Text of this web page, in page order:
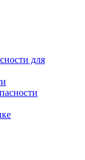
для